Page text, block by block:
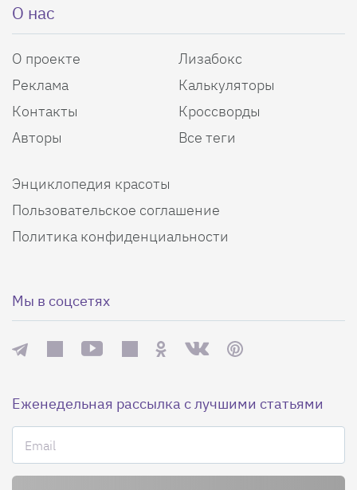
О нас
О проекте
Реклама
Контакты
Авторы
Лизабокс
Калькуляторы
Кроссворды
Все теги
Энциклопедия красоты
Пользовательское соглашение
Политика конфиденциальности
Мы в соцсетях
Еженедельная рассылка с лучшими статьями